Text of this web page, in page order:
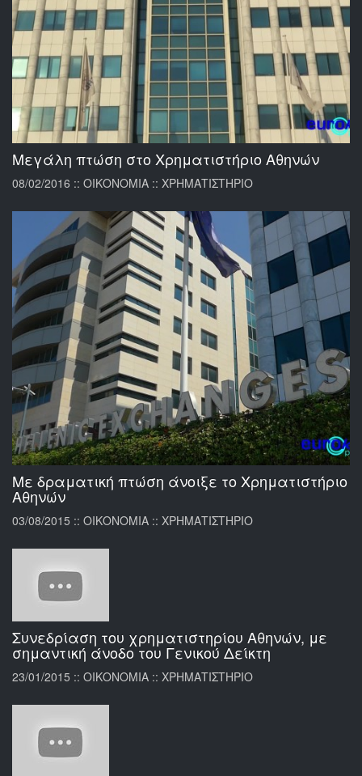
Μεγάλη πτώση στο Χρηματιστήριο Αθηνών
08/02/2016 :: ΟΙΚΟΝΟΜΙΑ :: ΧΡΗΜΑΤΙΣΤΗΡΙΟ
Με δραματική πτώση άνοιξε το Χρηματιστήριο
Αθηνών
03/08/2015 :: ΟΙΚΟΝΟΜΙΑ :: ΧΡΗΜΑΤΙΣΤΗΡΙΟ
Συνεδρίαση του χρηματιστηρίου Αθηνών, με
σημαντική άνοδο του Γενικού Δείκτη
23/01/2015 :: ΟΙΚΟΝΟΜΙΑ :: ΧΡΗΜΑΤΙΣΤΗΡΙΟ